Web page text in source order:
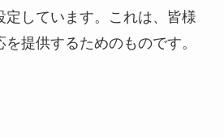
定しています。これは、皆様
提供するためのものです。